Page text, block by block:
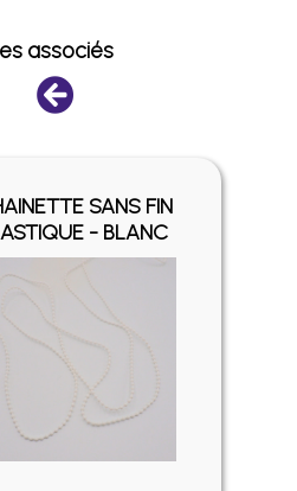
associés
SANS FIN
- BLANC